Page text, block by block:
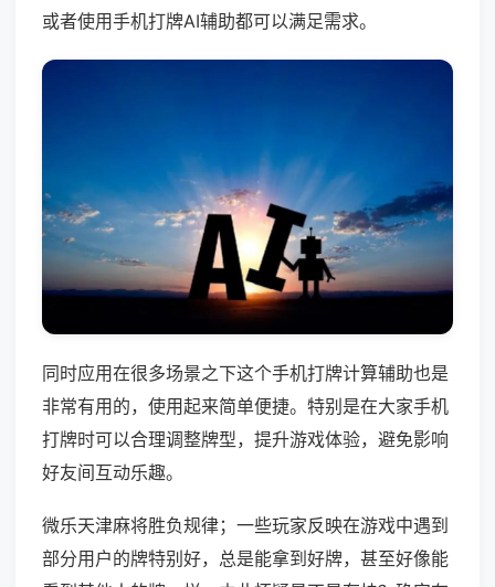
或者使用手机打牌AI辅助都可以满足需求。
同时应用在很多场景之下这个手机打牌计算辅助也是
非常有用的，使用起来简单便捷。特别是在大家手机
打牌时可以合理调整牌型，提升游戏体验，避免影响
好友间互动乐趣。
微乐天津麻将胜负规律；一些玩家反映在游戏中遇到
部分用户的牌特别好，总是能拿到好牌，甚至好像能